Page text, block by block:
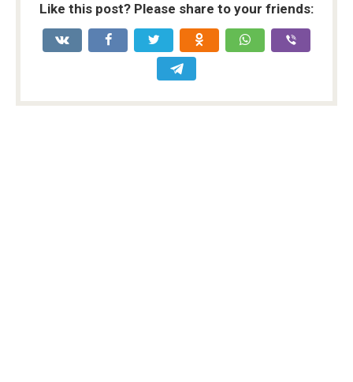
Like this post? Please share to your friends: